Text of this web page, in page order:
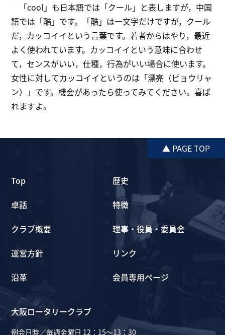
「cool」も日本語では「クール」と表しますが，中国
語では「酷」です。「酷」は一文字だけですが，クール
だ，カッコイイという言葉です。若者からはやり，最近
よく使われています。カッコイイという意味に合わせ
て，センスがいい，仕種，行為がいい場合に使います。
女性に対してカッコイイというのは「漂亮（ピョウリャ
ン）」です。機会があったら使ってみてください。喜ば
れますよ。
▲ PAGE TOP
Top
卓話
クラブ概要
運営方針
沿革
歴史
特徴
理事・役員・委員会
リンク
会員専用ページ
大阪ロータリークラブ
例会日時／毎週金曜日 12：15～13：30